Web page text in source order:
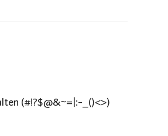
(#!?$@&~=|:-_()<>)